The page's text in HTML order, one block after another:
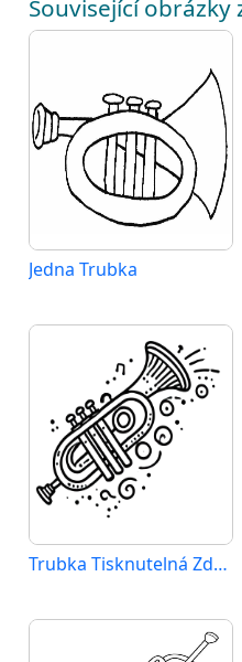
Související obrázky
Jedna Trubka
Trubka Tisknutelná Zdarma